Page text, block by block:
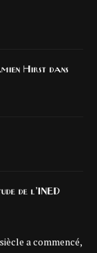
Hirst dans
de l’INED
a commencé,